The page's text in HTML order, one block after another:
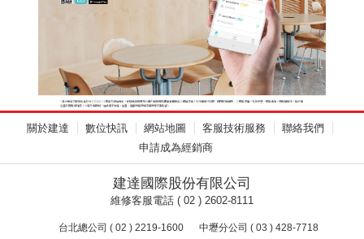
關於建達 數位快訊 網站地圖 客服技術服務
聯絡我們
申請成為經銷商
建達國際股份有限公司
維修客服電話 ( 02 ) 2602-8111
台北總公司 ( 02 ) 2219-1600
中壢分公司 ( 03 ) 428-7718